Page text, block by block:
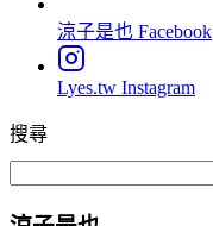
涼子是也 Facebook
Lyes.tw Instagram
搜尋